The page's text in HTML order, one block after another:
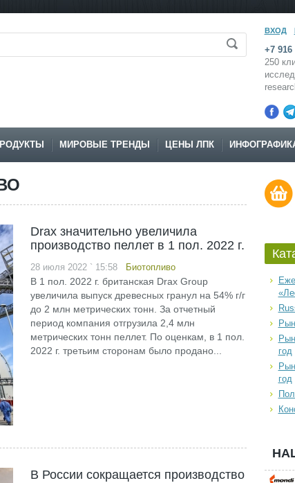
ВХОД
+7 916
250
МИРОВЫЕ ТРЕНДЫ ЦЕНЫ ЛПК
Drax значительно увеличила
производство пеллет в 1 пол. 2022 г.
28 июля 2022 ` 15:58 Биотопливо
В 1 пол. 2022 г. британская Drax Group
увеличила выпуск древесных гранул на 54% г/г
до 2 млн метрических тонн. За отчетный
период компания отгрузила 2,4 млн
метрических тонн пеллет. По оценкам, в 1 пол.
2022 г. третьим сторонам было продано...
В России сокращается производство
год
год